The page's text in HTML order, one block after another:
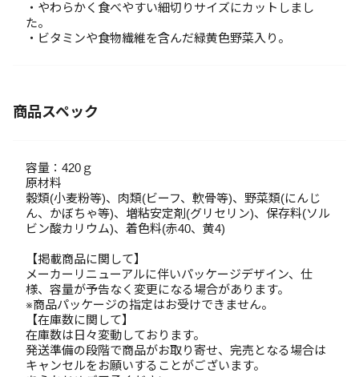
・やわらかく食べやすい細切りサイズにカットしまし
た。
・ビタミンや食物繊維を含んだ緑黄色野菜入り。
商品スペック
容量：420ｇ
原材料
穀類(小麦粉等)、肉類(ビーフ、軟骨等)、野菜類(にんじ
ん、かぼちゃ等)、増粘安定剤(グリセリン)、保存料(ソル
ビン酸カリウム)、着色料(赤40、黄4)
【掲載商品に関して】
メーカーリニューアルに伴いパッケージデザイン、仕
様、容量が予告なく変更になる場合があります。
※商品パッケージの指定はお受けできません。
【在庫数に関して】
在庫数は日々変動しております。
発送準備の段階で商品がお取り寄せ、完売となる場合は
キャンセルをお願いすることがございます。